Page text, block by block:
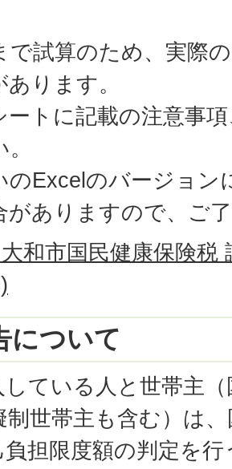
で試算のため、実際
ります。
ートに記載の注意事
のExcelのバージョン
がありますので、ご
和市国民健康保険税
について
している人と世帯主
世帯主も含む）は
担限度額の判定を